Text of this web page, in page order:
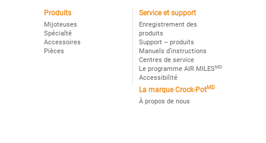
margueritesProduits
Mijoteuses
Spécialté
Accessoires
Pièces
Service et support
Enregistrement des
produits
Support – produits
Manuels d’instructions
Centres de service
Le programme AIR MILESMD
Accessibilité
La marque Crock-PotMD
À propos de nous